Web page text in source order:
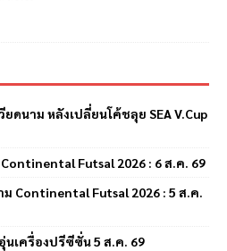
ดนาม หลังเปลี่ยนโค้ชลุย SEA V.Cup
Futsal 2026 : 6 ส.ค. 69
Continental Futsal 2026 : 5 ส.ค.
เครื่องปรีซีซั่น 5 ส.ค. 69